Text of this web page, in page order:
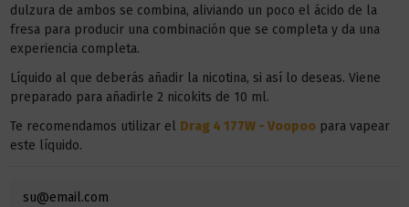
dulzura de ambos se combina, aliviando un poco el ácido de la
fresa para producir una combinación que se completa y da una
experiencia completa.
Líquido al que deberás añadir la nicotina, si así lo deseas. Viene
preparado para añadirle 2 nicokits de 10 ml.
Te recomendamos utilizar el Drag 4 177W - Voopoopara vapear
este líquido.